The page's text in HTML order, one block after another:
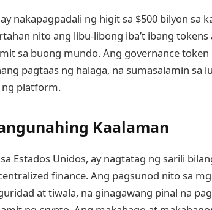
nakapagpadali ng higit sa $500 bilyon sa
nito ang libu-libong iba’t ibang
sa buong mundo. Ang governance
pagtaas ng halaga, na sumasalamin sa
ng platform.
Kaalaman
Estados Unidos, ay nagtatag ng sarili
finance. Ang pagsunod nito sa
at tiwala, na ginagawang pinal na